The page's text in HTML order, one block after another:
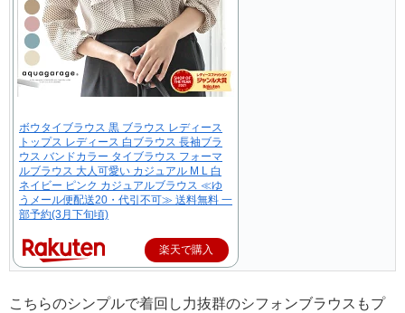
ボウタイブラウス 黒 ブラウス レディース
トップス レディース 白ブラウス 長袖ブラ
ウス バンドカラー タイブラウス フォーマ
ルブラウス 大人可愛い カジュアル M L 白
ネイビー ピンク カジュアルブラウス ≪ゆ
うメール便配送20・代引不可≫ 送料無料 一
部予約(3月下旬頃)
楽天で購入
こちらのシンプルで着回し力抜群のシフォンブラウスもプ